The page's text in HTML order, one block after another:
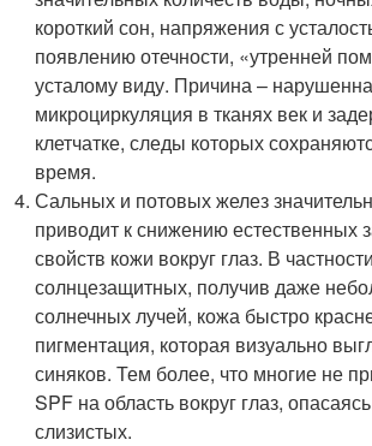
короткий сон, напряжения с
появлению отечности, «утренней
усталому виду. Причина –
микроциркуляция в тканях век и
клетчатке, следы которых
время.
Сальных и потовых желез
приводит к снижению естественных
свойств кожи вокруг глаз. В
солнцезащитных, получив даже
солнечных лучей, кожа быстро
пигментация, которая визуально
синяков. Тем более, что многие не
SPF на область вокруг глаз,
слизистых.